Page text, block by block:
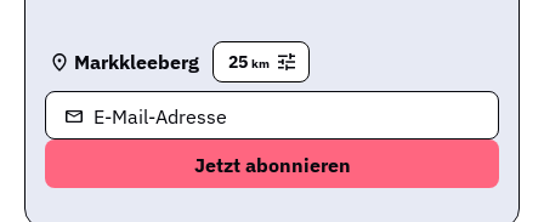
Markkleeberg 25 km
E-Mail-Adresse